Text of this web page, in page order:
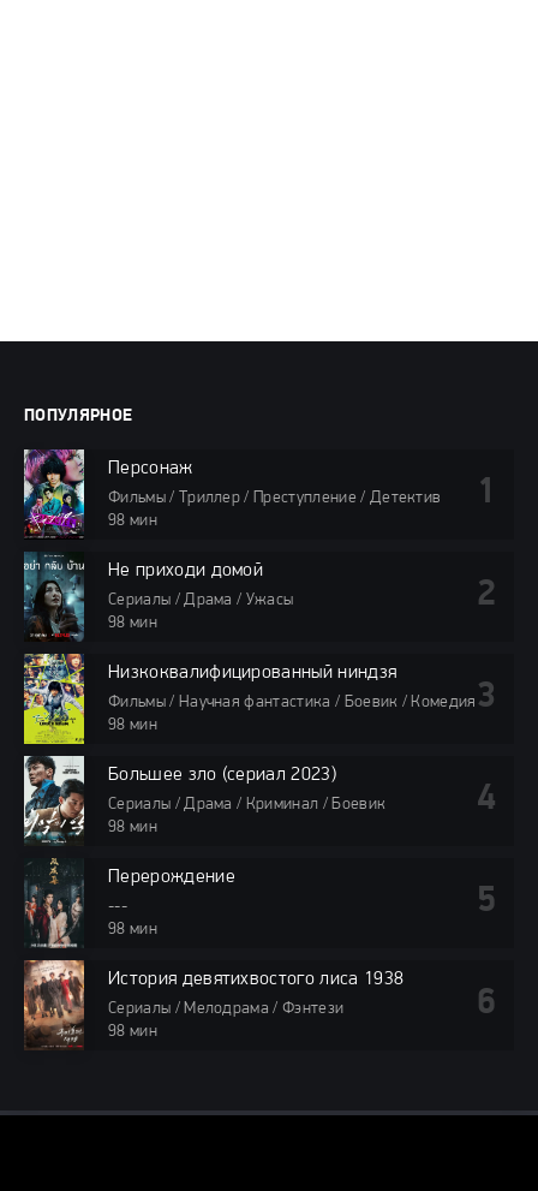
ПОПУЛЯРНОЕ
Персонаж
Фильмы / Триллер / Преступление / Детектив
98 мин
Не приходи домой
Сериалы / Драма / Ужасы
98 мин
Низкоквалифицированный ниндзя
Фильмы / Научная фантастика / Боевик / Комедия
98 мин
Большее зло (сериал 2023)
Сериалы / Драма / Криминал / Боевик
98 мин
Перерождение
---
98 мин
История девятихвостого лиса 1938
Сериалы / Мелодрама / Фэнтези
98 мин